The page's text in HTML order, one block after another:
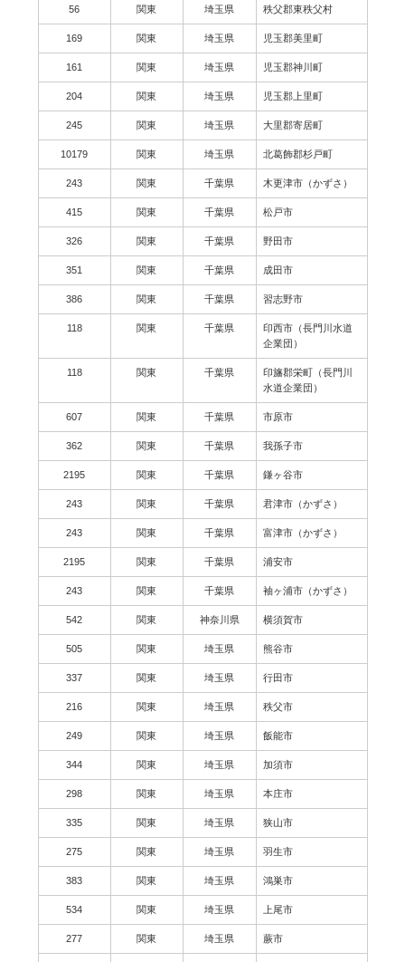
56 関東 埼玉県 秩父郡東秩父村
169 関東 埼玉県 児玉郡美里町
161 関東 埼玉県 児玉郡神川町
204 関東 埼玉県 児玉郡上里町
245 関東 埼玉県 大里郡寄居町
10179 関東 埼玉県 北葛飾郡杉戸町
243 関東 千葉県 木更津市（かずさ）
415 関東 千葉県 松戸市
326 関東 千葉県 野田市
351 関東 千葉県 成田市
386 関東 千葉県 習志野市
118 関東 千葉県
印西市（長門川水道
企業団）
118 関東 千葉県
印旛郡栄町（長門川
水道企業団）
607 関東 千葉県 市原市
362 関東 千葉県 我孫子市
2195 関東 千葉県 鎌ヶ谷市
243 関東 千葉県 君津市（かずさ）
243 関東 千葉県 富津市（かずさ）
2195 関東 千葉県 浦安市
243 関東 千葉県 袖ヶ浦市（かずさ）
542 関東 神奈川県 横須賀市
505 関東 埼玉県 熊谷市
337 関東 埼玉県 行田市
216 関東 埼玉県 秩父市
249 関東 埼玉県 飯能市
344 関東 埼玉県 加須市
298 関東 埼玉県 本庄市
335 関東 埼玉県 狭山市
275 関東 埼玉県 羽生市
383 関東 埼玉県 鴻巣市
534 関東 埼玉県 上尾市
277 関東 埼玉県 蕨市